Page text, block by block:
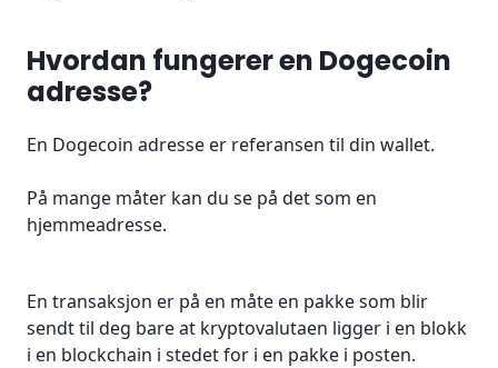
Hvordan fungerer en Dogecoin
adresse?
En Dogecoin adresse er referansen til din wallet.
På mange måter kan du se på det som en
hjemmeadresse.
En transaksjon er på en måte en pakke som blir
sendt til deg bare at kryptovalutaen ligger i en blokk
i en blockchain i stedet for i en pakke i posten.